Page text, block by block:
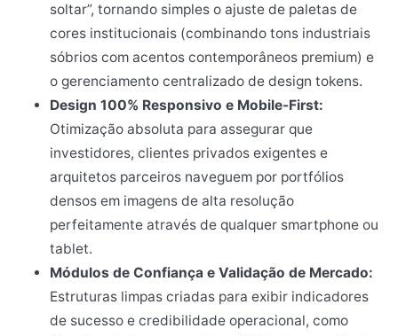
soltar”, tornando simples o ajuste de paletas de
cores institucionais (combinando tons industriais
sóbrios com acentos contemporâneos premium) e
o gerenciamento centralizado de design tokens.
Design 100% Responsivo e Mobile-First:
Otimização absoluta para assegurar que
investidores, clientes privados exigentes e
arquitetos parceiros naveguem por portfólios
densos em imagens de alta resolução
perfeitamente através de qualquer smartphone ou
tablet.
Módulos de Confiança e Validação de Mercado:
Estruturas limpas criadas para exibir indicadores
de sucesso e credibilidade operacional, como